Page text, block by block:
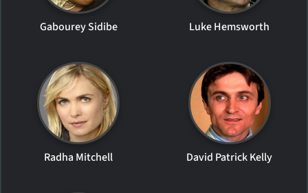
Gabourey Sidibe Luke Hemsworth
Radha Mitchell David Patrick Kelly